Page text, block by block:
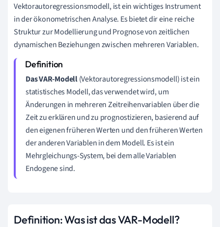
Vektorautoregressionsmodell, ist ein wichtiges Instrument
in der ökonometrischen Analyse. Es bietet dir eine reiche
Struktur zur Modellierung und Prognose von zeitlichen
dynamischen Beziehungen zwischen mehreren Variablen.
Das VAR-Modell(Vektorautoregressionsmodell) ist ein
statistisches Modell, das verwendet wird, um
Änderungen in mehreren Zeitreihenvariablen über die
Zeit zu erklären und zu prognostizieren, basierend auf
den eigenen früheren Werten und den früheren Werten
der anderen Variablen in dem Modell. Es ist ein
Mehrgleichungs-System, bei dem alle Variablen
Endogene sind.
Definition: Was ist das VAR-Modell?